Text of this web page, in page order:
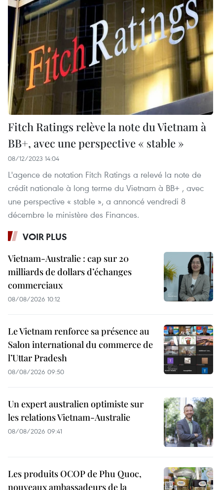
Fitch Ratings relève la note du Vietnam à
BB+, avec une perspective « stable »
08/12/2023 14:04
L'agence de notation Fitch Ratings a relevé la note de
crédit nationale à long terme du Vietnam à BB+ , avec
une perspective « stable », a annoncé vendredi 8
décembre le ministère des Finances.
VOIR PLUS
Vietnam-Australie : cap sur 20
milliards de dollars d’échanges
commerciaux
08/08/2026 10:12
Le Vietnam renforce sa présence au
Salon international du commerce de
l’Uttar Pradesh
08/08/2026 09:50
Un expert australien optimiste sur
les relations Vietnam-Australie
08/08/2026 09:41
Les produits OCOP de Phu Quoc,
nouveaux ambassadeurs de la